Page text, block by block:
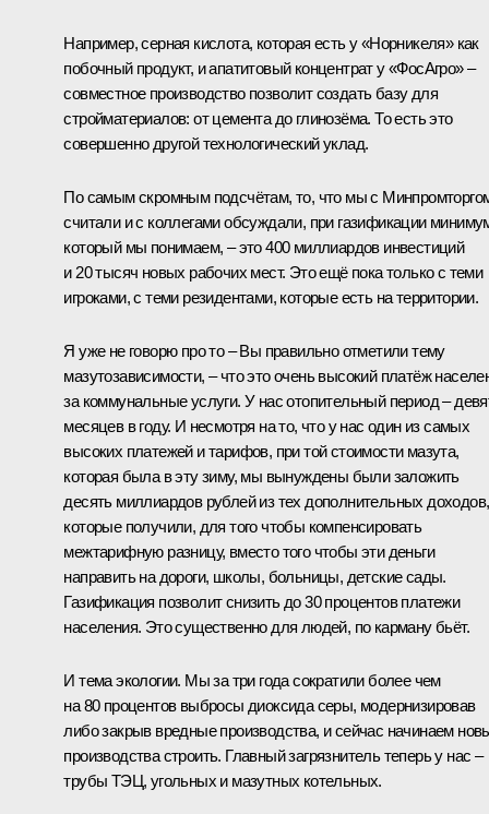
Например, серная кислота, которая есть у «Норникеля» как
побочный продукт, и апатитовый концентрат у «ФосАгро» –
совместное производство позволит создать базу для
стройматериалов: от цемента до глинозёма. То есть это
совершенно другой технологический уклад.
По самым скромным подсчётам, то, что мы с
считали и с коллегами обсуждали, при газификации
который мы понимаем, – это 400 миллиардов инвестиций
и 20 тысяч новых рабочих мест. Это ещё пока только с теми
игроками, с теми резидентами, которые есть на территории.
Я уже не говорю про то – Вы правильно отметили тему
мазутозависимости, – что это очень высокий платёж
за коммунальные услуги. У нас отопительный период –
месяцев в году. И несмотря на то, что у нас один из самых
высоких платежей и тарифов, при той стоимости мазута,
которая была в эту зиму, мы вынуждены были заложить
десять миллиардов рублей из тех дополнительных доходов,
которые получили, для того чтобы компенсировать
межтарифную разницу, вместо того чтобы эти деньги
направить на дороги, школы, больницы, детские сады.
Газификация позволит снизить до 30 процентов платежи
населения. Это существенно для людей, по карману бьёт.
И тема экологии. Мы за три года сократили более чем
на 80 процентов выбросы диоксида серы, модернизировав
либо закрыв вредные производства, и сейчас начинаем
производства строить. Главный загрязнитель теперь у нас –
трубы ТЭЦ, угольных и мазутных котельных.